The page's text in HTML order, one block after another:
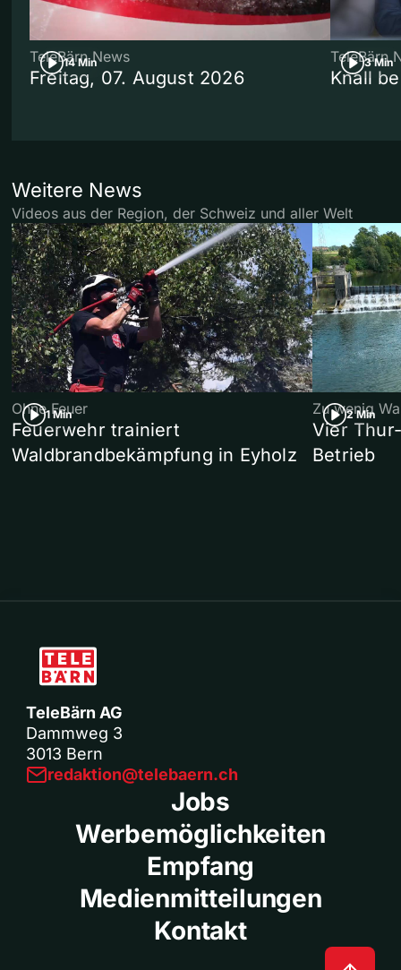
14 Min
TeleBärn News
Freitag, 07. August 2026
3 Min
TeleBärn
Knall
Weitere News
Videos aus der Region, der Schweiz und aller Welt
1 Min
Ohne Feuer
Feuerwehr trainiert
Waldbrandbekämpfung in Eyholz
2 Min
Zu wenig
Vier
Betrieb
TeleBärn AG
Dammweg 3
3013 Bern
redaktion@telebaern.ch
Jobs
Werbemöglichkeiten
Empfang
Medienmitteilungen
Kontakt